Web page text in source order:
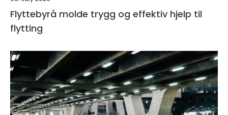
Flyttebyrå molde trygg og effektiv hjelp til
flytting